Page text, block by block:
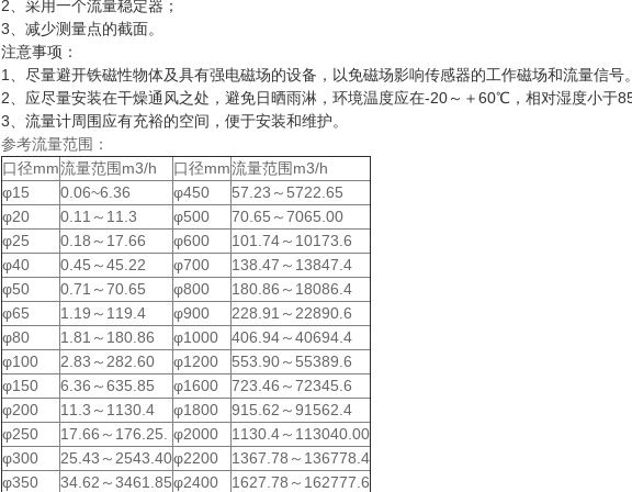
2、采用一个流量稳定器；
3、减少测量点的截面。
注意事项：
1、尽量避开铁磁性物体及具有强电磁场的设备，以免磁场影响传感器的工作磁场和流量信
2、应尽量安装在干燥通风之处，避免日晒雨淋，环境温度应在-20～＋60℃，相对湿度小于
3、流量计周围应有充裕的空间，便于安装和维护。
参考流量范围：
口径mm流量范围m3/h 口径mm流量范围m3/h
φ15
0.06~6.36 φ450
57.23～5722.65
φ20
0.11～11.3 φ500
70.65～7065.00
φ25
0.18～17.66 φ600
101.74～10173.6
φ40
0.45～45.22 φ700
138.47～13847.4
φ50
0.71～70.65 φ800
180.86～18086.4
φ65
1.19～119.4 φ900
228.91～22890.6
φ80
1.81～180.86 φ1000
406.94～40694.4
φ100
2.83～282.60 φ1200
553.90～55389.6
φ150
6.36～635.85 φ1600
723.46～72345.6
φ200
11.3～1130.4 φ1800
915.62～91562.4
φ250
17.66～176.25. φ2000
1130.4～113040.00
φ300
25.43～2543.40φ2200
1367.78～136778.4
φ350
34.62～3461.85φ2400 1627.78～162777.6